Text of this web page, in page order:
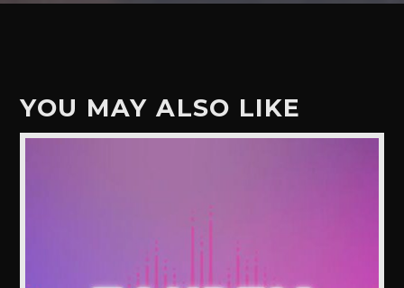
YOU MAY ALSO LIKE